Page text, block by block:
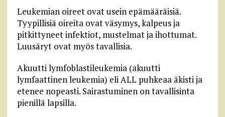
Leukemian oireet ovat usein epämääräisiä.
Tyypillisiä oireita ovat väsymys, kalpeus ja
pitkittyneet infektiot, mustelmat ja ihottumat.
Luusäryt ovat myös tavallisia.
Akuutti lymfoblastileukemia (akuutti
lymfaattinen leukemia) eli ALL puhkeaa äkisti ja
etenee nopeasti. Sairastuminen on tavallisinta
pienillä lapsilla.